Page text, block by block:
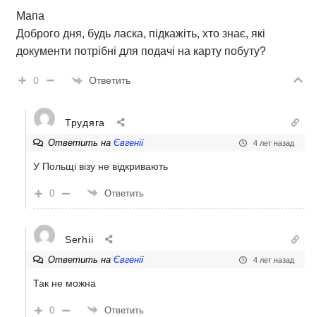
Мапа
Доброго дня, будь ласка, підкажіть, хто знає, які
документи потрібні для подачі на карту побуту?
0 Ответить
Трудяга
Ответить на Євгенії 4 лет назад
У Польщі візу не відкривають
0 Ответить
Serhii
Ответить на Євгенії 4 лет назад
Так не можна
0 Ответить